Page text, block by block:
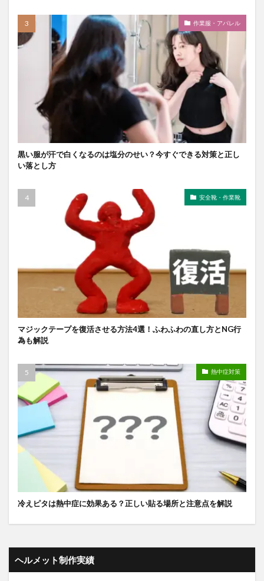
作業服・アパレル
黒い服が汗で白くなるのは塩分のせい？今すぐできる対策と正し
い落とし方
安全靴・作業靴
マジックテープを復活させる方法4選！ふわふわの直し方とNG行
為も解説
熱中症対策
冷えピタは熱中症に効果ある？正しい貼る場所と注意点を解説
ヘルメット制作実績